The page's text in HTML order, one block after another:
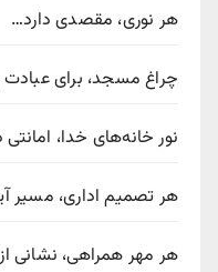
هر نوری، مقصدی دارد…
چراغ مسجد، برای
نور خانه‌های خدا،
هر تصمیم اداری، مسیر
هر مهر همراهی، نشانی